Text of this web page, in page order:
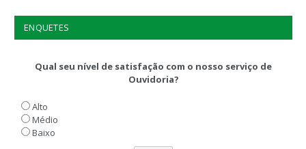
ENQUETES
Qual seu nível de satisfação com o nosso serviço de
Ouvidoria?
Alto
Médio
Baixo